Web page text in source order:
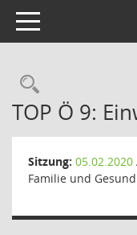
Toggle navigation
TOP Ö 9:
Sitzung: 05.02.2020
Familie und